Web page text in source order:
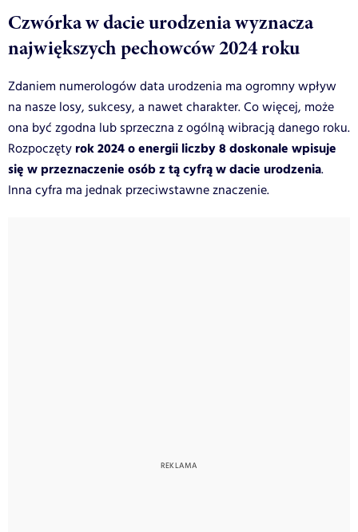
Czwórka w dacie urodzenia wyznacza
największych pechowców 2024 roku
Zdaniem numerologów data urodzenia ma ogromny wpływ
na nasze losy, sukcesy, a nawet charakter. Co więcej, może
ona być zgodna lub sprzeczna z ogólną wibracją danego roku.
Rozpoczęty rok 2024 o energii liczby 8 doskonale wpisuje
się w przeznaczenie osób z tą cyfrą w dacie urodzenia.
Inna cyfra ma jednak przeciwstawne znaczenie.